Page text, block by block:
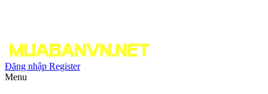
Đăng nhập Register
Menu